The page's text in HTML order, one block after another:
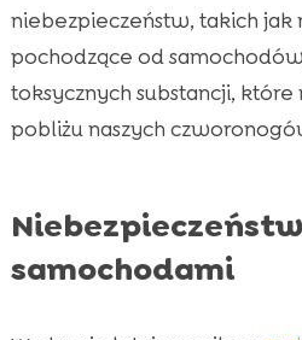
niebezpieczeństw, takich jak
pochodzące od
toksycznych substancji,
pobliżu naszych
samochodami